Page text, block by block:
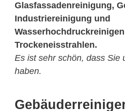
Glasfassadenreinigung,
Industriereinigung und
Trockeneisstrahlen.
Es ist sehr schön, dass Sie
haben.